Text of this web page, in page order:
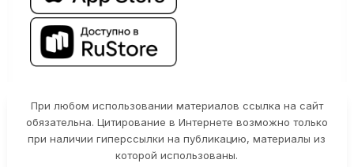
При любом использовании материалов ссылка на сайт
обязательна. Цитирование в Интернете возможно только
при наличии гиперссылки на публикацию, материалы из
которой использованы.